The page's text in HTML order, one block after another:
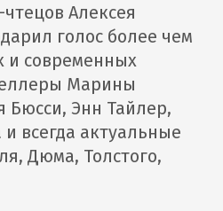
Алексея
голос более чем
и современных
Марины
Бюсси, Энн Тайлер,
всегда актуальные
Дюма, Толстого,